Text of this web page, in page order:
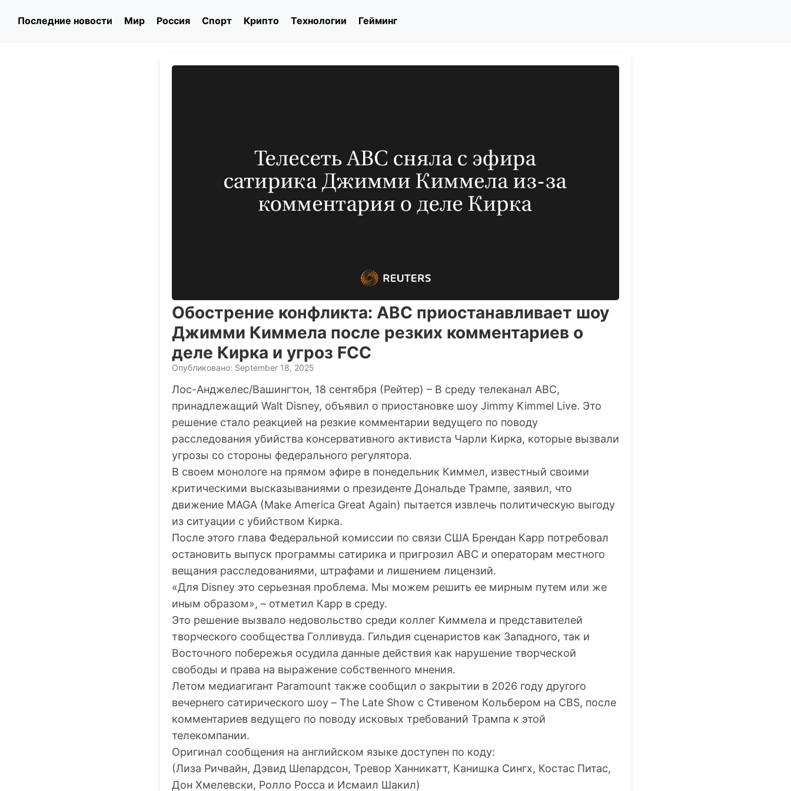
Последние новости Мир Россия Спорт Крипто Технологии Гейминг
Обострение конфликта: ABC приостанавливает шоу
Джимми Киммела после резких комментариев о
деле Кирка и угроз FCC
Опубликовано: September 18, 2025
Лос-Анджелес/Вашингтон, 18 сентября (Рейтер) – В среду телеканал ABC,
принадлежащий Walt Disney, объявил о приостановке шоу Jimmy Kimmel Live. Это
решение стало реакцией на резкие комментарии ведущего по поводу
расследования убийства консервативного активиста Чарли Кирка, которые вызвали
угрозы со стороны федерального регулятора.
В своем монологе на прямом эфире в понедельник Киммел, известный своими
критическими высказываниями о президенте Дональде Трампе, заявил, что
движение MAGA (Make America Great Again) пытается извлечь политическую выгоду
из ситуации с убийством Кирка.
После этого глава Федеральной комиссии по связи США Брендан Карр потребовал
остановить выпуск программы сатирика и пригрозил ABC и операторам местного
вещания расследованиями, штрафами и лишением лицензий.
«Для Disney это серьезная проблема. Мы можем решить ее мирным путем или же
иным образом», – отметил Карр в среду.
Это решение вызвало недовольство среди коллег Киммела и представителей
творческого сообщества Голливуда. Гильдия сценаристов как Западного, так и
Восточного побережья осудила данные действия как нарушение творческой
свободы и права на выражение собственного мнения.
Летом медиагигант Paramount также сообщил о закрытии в 2026 году другого
вечернего сатирического шоу – The Late Show с Стивеном Кольбером на CBS, после
комментариев ведущего по поводу исковых требований Трампа к этой
телекомпании.
Оригинал сообщения на английском языке доступен по коду:
(Лиза Ричвайн, Дэвид Шепардсон, Тревор Ханникатт, Канишка Сингх, Костас Питас,
Дон Хмелевски, Ролло Росса и Исмаил Шакил)